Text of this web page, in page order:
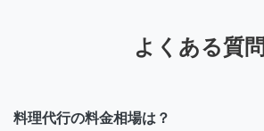
よくある質問
料理代行の料金相場は？